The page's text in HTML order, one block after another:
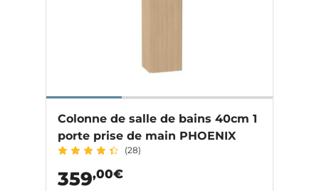
Colonne de salle de bains 40cm 1
porte prise de main PHOENIX
(28)
359,00€